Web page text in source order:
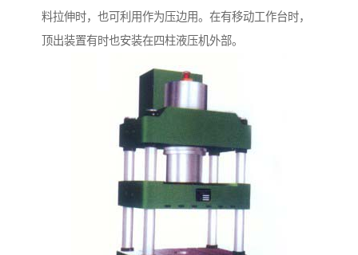
料拉伸时，也可利用作为压边用。在有移动工作台时，
顶出装置有时也安装在四柱液压机外部。